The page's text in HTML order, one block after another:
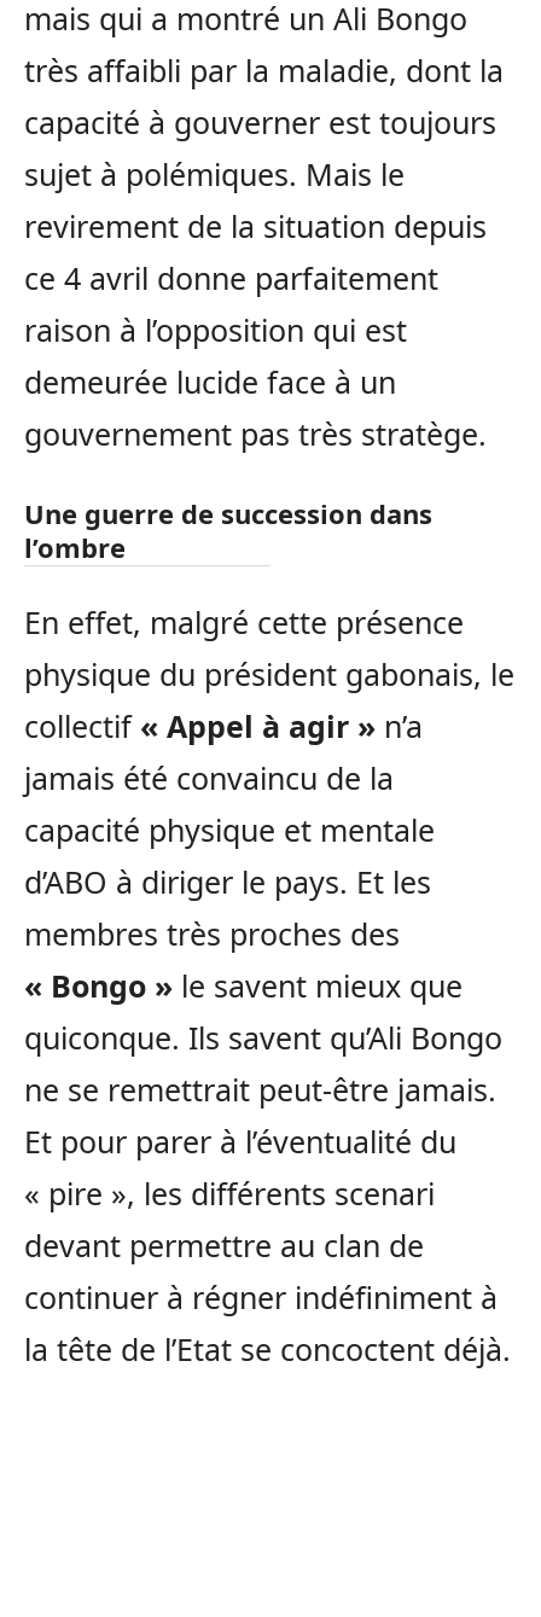
mais qui a montré un Ali Bongo
très affaibli par la maladie, dont la
capacité à gouverner est toujours
sujet à polémiques. Mais le
revirement de la situation depuis
ce 4 avril donne parfaitement
raison à l’opposition qui est
demeurée lucide face à un
gouvernement pas très stratège.
Une guerre de succession dans
l’ombre
En effet, malgré cette présence
physique du président gabonais, le
collectif « Appel à agir » n’a
jamais été convaincu de la
capacité physique et mentale
d’ABO à diriger le pays. Et les
membres très proches des
« Bongo » le savent mieux que
quiconque. Ils savent qu’Ali Bongo
ne se remettrait peut-être jamais.
Et pour parer à l’éventualité du
« pire », les différents scenari
devant permettre au clan de
continuer à régner indéfiniment à
la tête de l’Etat se concoctent déjà.